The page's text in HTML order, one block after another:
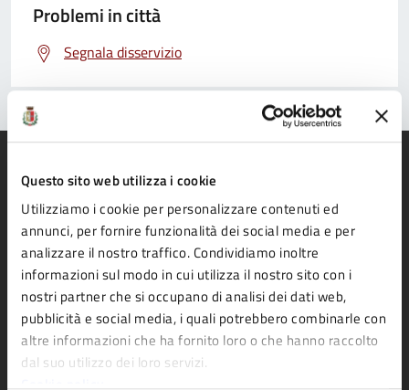
Questo sito web utilizza i cookie
Utilizziamo i cookie per personalizzare contenuti ed
annunci, per fornire funzionalità dei social media e per
analizzare il nostro traffico. Condividiamo inoltre
informazioni sul modo in cui utilizza il nostro sito con i
nostri partner che si occupano di analisi dei dati web,
pubblicità e social media, i quali potrebbero combinarle con
altre informazioni che ha fornito loro o che hanno raccolto
dal suo utilizzo dei loro servizi.
Problemi in città
Segnala disservizio
Comune di Fidenza
AMMINISTRAZIONE
Organi di governo
Aree amministrative